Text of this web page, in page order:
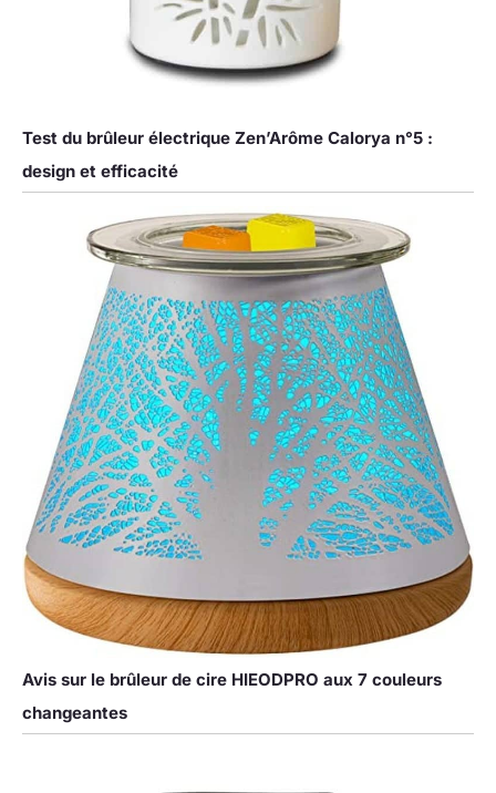
Test du brûleur électrique Zen’Arôme Calorya n°5 :
design et efficacité
Avis sur le brûleur de cire HIEODPRO aux 7 couleurs
changeantes